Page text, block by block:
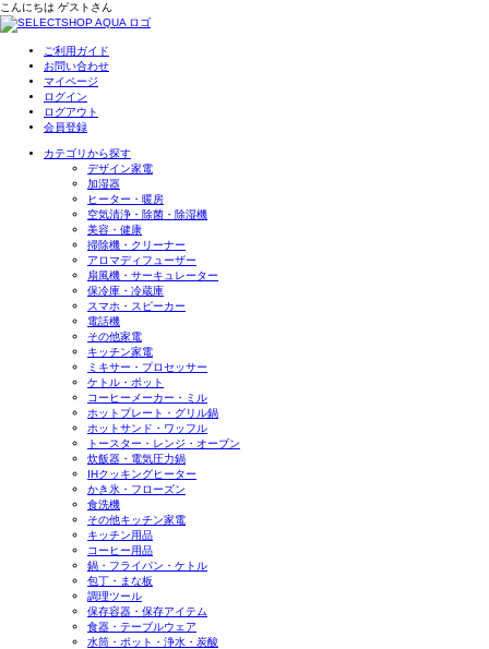
こんにちは ゲスト さん
ご利用ガイド
お問い合わせ
マイページ
ログイン
ログアウト
会員登録
カテゴリから探す
デザイン家電
加湿器
ヒーター・暖房
空気清浄・除菌・除湿機
美容・健康
掃除機・クリーナー
アロマディフューザー
扇風機・サーキュレーター
保冷庫・冷蔵庫
スマホ・スピーカー
電話機
その他家電
キッチン家電
ミキサー・プロセッサー
ケトル・ポット
コーヒーメーカー・ミル
ホットプレート・グリル鍋
ホットサンド・ワッフル
トースター・レンジ・オーブン
炊飯器・電気圧力鍋
IHクッキングヒーター
かき氷・フローズン
食洗機
その他キッチン家電
キッチン用品
コーヒー用品
鍋・フライパン・ケトル
包丁・まな板
調理ツール
保存容器・保存アイテム
食器・テーブルウェア
水筒・ポット・浄水・炭酸